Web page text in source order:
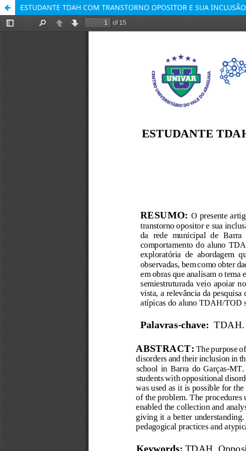
ESTUDANTE TDAH COM TRANSTORNO OPOSITOR E SUA INCLUSÃO